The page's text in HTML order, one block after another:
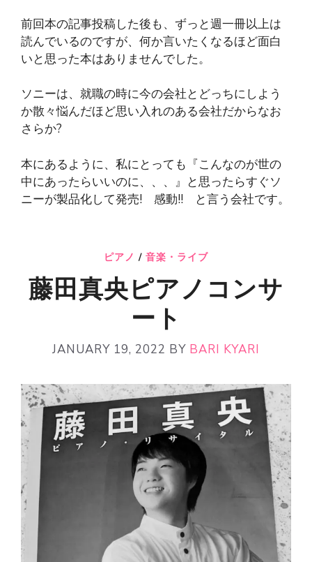
前回本の記事投稿した後も、ずっと週一冊以上は
読んでいるのですが、何か言いたくなるほど面白
いと思った本はありませんでした。
ソニーは、就職の時に今の会社とどっちにしよう
か散々悩んだほど思い入れのある会社だからなお
さらか?
本にあるように、私にとっても『こんなのが世の
中にあったらいいのに、、、』と思ったらすぐソ
ニーが製品化して発売! 感動!! と言う会社です。
ピアノ / 音楽・ライブ
藤田真央ピアノコンサ
ート
JANUARY 19, 2022 BY BARI KYARI